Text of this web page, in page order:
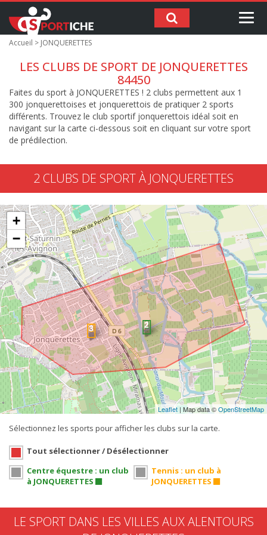
Accueil > JONQUERETTES
LES CLUBS DE SPORT DE JONQUERETTES
84450
Faites du sport à JONQUERETTES ! 2 clubs permettent aux 1
300 jonquerettoises et jonquerettois de pratiquer 2 sports
différents. Trouvez le club sportif jonquerettois idéal soit en
navigant sur la carte ci-dessous soit en cliquant sur votre sport
de prédilection.
2 CLUBS DE SPORT À JONQUERETTES
+
−
Leaflet | Map data ©OpenStreetMap
Sélectionnez les sports pour afficher les clubs sur la carte.
Tout sélectionner / Désélectionner
Centre équestre : un club
à JONQUERETTES
Tennis : un club à
JONQUERETTES
LE SPORT DANS LES VILLES AUX ALENTOURS